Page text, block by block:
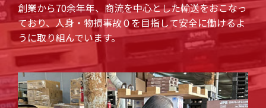
創業から70余年年、商流を中心とした輸送をおこなっ
ており、人身・物損事故０を目指して安全に働けるよ
うに取り組んでいます。